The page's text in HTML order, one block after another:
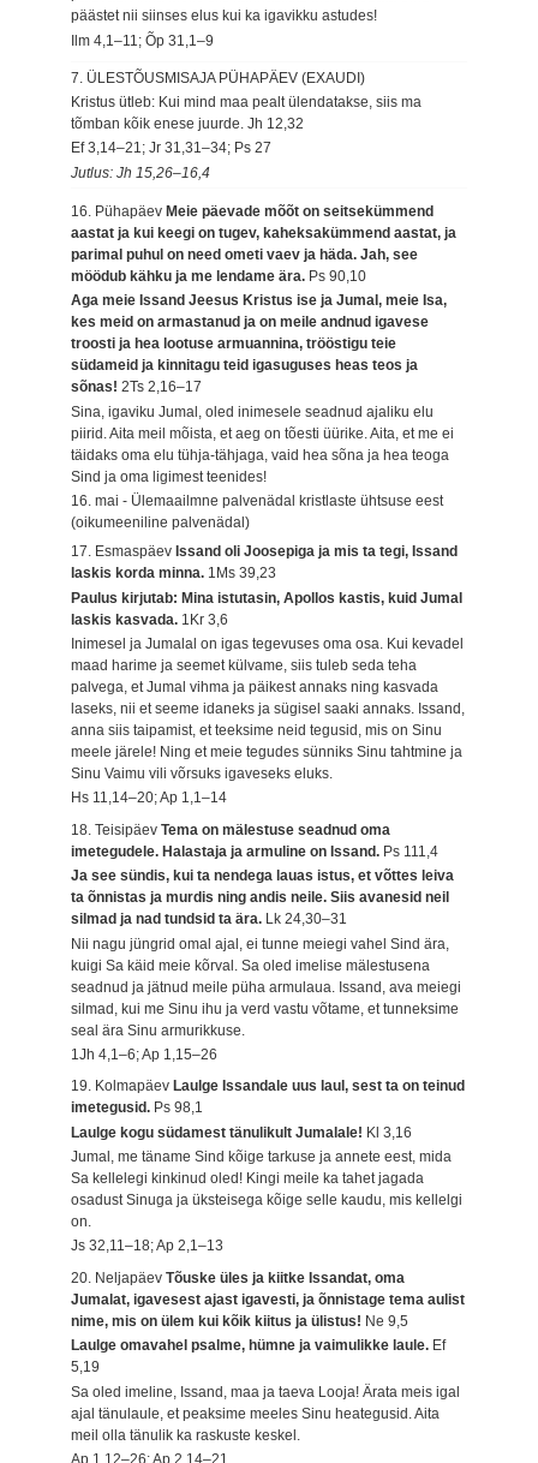
päästet nii siinses elus kui ka igavikku astudes!
Ilm 4,1–11; Õp 31,1–9
7. ÜLESTÕUSMISAJA PÜHAPÄEV (EXAUDI)
Kristus ütleb: Kui mind maa pealt ülendatakse, siis ma
tõmban kõik enese juurde.Jh 12,32
Ef 3,14–21; Jr 31,31–34; Ps 27
Jutlus: Jh 15,26–16,4
16. Pühapäev Meie päevade mõõt on seitsekümmend
aastat ja kui keegi on tugev, kaheksakümmend aastat, ja
parimal puhul on need ometi vaev ja häda. Jah, see
möödub kähku ja me lendame ära. Ps 90,10
Aga meie Issand Jeesus Kristus ise ja Jumal, meie Isa,
kes meid on armastanud ja on meile andnud igavese
troosti ja hea lootuse armuannina, trööstigu teie
südameid ja kinnitagu teid igasuguses heas teos ja
sõnas!2Ts 2,16–17
Sina, igaviku Jumal, oled inimesele seadnud ajaliku elu
piirid. Aita meil mõista, et aeg on tõesti üürike. Aita, et me ei
täidaks oma elu tühja-tähjaga, vaid hea sõna ja hea teoga
Sind ja oma ligimest teenides!
16. mai - Ülemaailmne palvenädal kristlaste ühtsuse eest
(oikumeeniline palvenädal)
17. Esmaspäev Issand oli Joosepiga ja mis ta tegi, Issand
laskis korda minna. 1Ms 39,23
Paulus kirjutab: Mina istutasin, Apollos kastis, kuid Jumal
laskis kasvada. 1Kr 3,6
Inimesel ja Jumalal on igas tegevuses oma osa. Kui kevadel
maad harime ja seemet külvame, siis tuleb seda teha
palvega, et Jumal vihma ja päikest annaks ning kasvada
laseks, nii et seeme idaneks ja sügisel saaki annaks. Issand,
anna siis taipamist, et teeksime neid tegusid, mis on Sinu
meele järele! Ning et meie tegudes sünniks Sinu tahtmine ja
Sinu Vaimu vili võrsuks igaveseks eluks.
Hs 11,14–20; Ap 1,1–14
18. TeisipäevTema on mälestuse seadnud oma
imetegudele. Halastaja ja armuline on Issand. Ps 111,4
Ja see sündis, kui ta nendega lauas istus, et võttes leiva
ta õnnistas ja murdis ning andis neile. Siis avanesid neil
silmad ja nad tundsid ta ära. Lk 24,30–31
Nii nagu jüngrid omal ajal, ei tunne meiegi vahel Sind ära,
kuigi Sa käid meie kõrval. Sa oled imelise mälestusena
seadnud ja jätnud meile püha armulaua. Issand, ava meiegi
silmad, kui me Sinu ihu ja verd vastu võtame, et tunneksime
seal ära Sinu armurikkuse.
1Jh 4,1–6; Ap 1,15–26
19. Kolmapäev Laulge Issandale uus laul, sest ta on teinud
imetegusid. Ps 98,1
Laulge kogu südamest tänulikult Jumalale! Kl 3,16
Jumal, me täname Sind kõige tarkuse ja annete eest, mida
Sa kellelegi kinkinud oled! Kingi meile ka tahet jagada
osadust Sinuga ja üksteisega kõige selle kaudu, mis kellelgi
on.
Js 32,11–18; Ap 2,1–13
20. NeljapäevTõuske üles ja kiitke Issandat, oma
Jumalat, igavesest ajast igavesti, ja õnnistage tema aulist
nime, mis on ülem kui kõik kiitus ja ülistus! Ne 9,5
Laulge omavahel psalme, hümne ja vaimulikke laule. Ef
5,19
Sa oled imeline, Issand, maa ja taeva Looja! Ärata meis igal
ajal tänulaule, et peaksime meeles Sinu heategusid. Aita
meil olla tänulik ka raskuste keskel.
Ap 1,12–26; Ap 2,14–21